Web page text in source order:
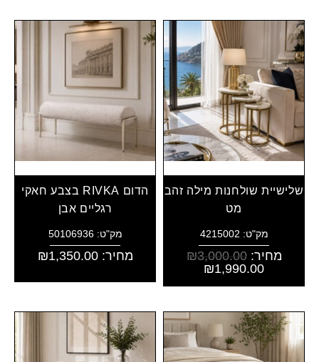
שלישיית שולחנות מילה זהב
מט
מק"ט: 4215002
מחיר: ₪3,000.00
₪1,990.00
הדום RIVKA בצבע חאקי
רגליים אבן
מק"ט: 50106936
מחיר: ₪1,350.00